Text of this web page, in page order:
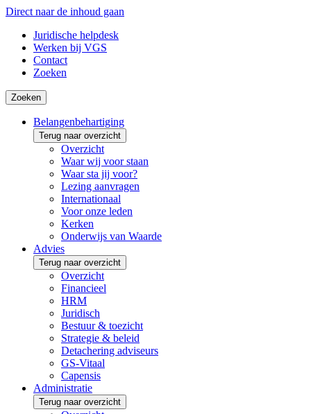
Direct naar de inhoud gaan
Juridische helpdesk
Werken bij VGS
Contact
Zoeken
Zoeken
Belangenbehartiging
Terug naar overzicht
Overzicht
Waar wij voor staan
Waar sta jij voor?
Lezing aanvragen
Internationaal
Voor onze leden
Kerken
Onderwijs van Waarde
Advies
Terug naar overzicht
Overzicht
Financieel
HRM
Juridisch
Bestuur & toezicht
Strategie & beleid
Detachering adviseurs
GS-Vitaal
Capensis
Administratie
Terug naar overzicht